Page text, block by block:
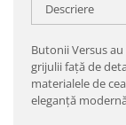
Descriere
Butonii Versus
grijulii faţă de
materialele de
eleganţă